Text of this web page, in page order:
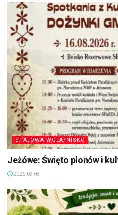
STALOWA WOLA/NISKO
Jeżówe: Święto plonów i
2026-08-08